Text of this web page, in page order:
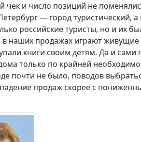
чек и число позиций не
— город туристический,
российские туристы, но и их
наших продажах играют
книги своим детям. Да и сами
только по крайней
почти не было, поводов
продаж скорее с